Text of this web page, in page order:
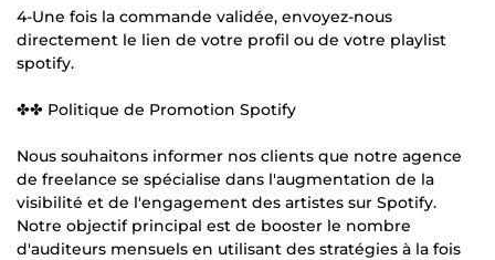
4-Une fois la commande validée, envoyez-nous
directement le lien de votre profil ou de votre playlist
spotify.
✤✤ Politique de Promotion Spotify
Nous souhaitons informer nos clients que notre agence
de freelance se spécialise dans l'augmentation de la
visibilité et de l'engagement des artistes sur Spotify.
Notre objectif principal est de booster le nombre
d'auditeurs mensuels en utilisant des stratégies à la fois